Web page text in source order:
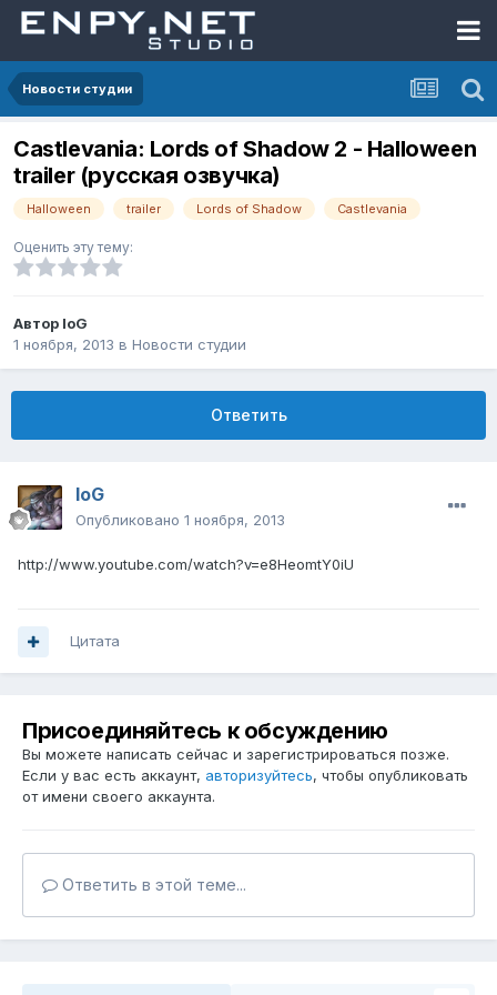
Новости студии
Castlevania: Lords of Shadow 2 - Halloween
trailer (русская озвучка)
Halloween trailer Lords of Shadow Castlevania
Оценить эту тему:
Автор IoG
1 ноября, 2013 в Новости студии
Ответить
IoG
Опубликовано 1 ноября, 2013
http://www.youtube.com/watch?v=e8HeomtY0iU
Цитата
Присоединяйтесь к обсуждению
Вы можете написать сейчас и зарегистрироваться позже.
Если у вас есть аккаунт, авторизуйтесь, чтобы опубликовать
от имени своего аккаунта.
Ответить в этой теме...